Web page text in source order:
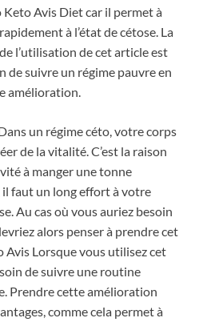
Avis Diet car il permet à
à l’état de cétose. La
l’utilisation de cet article est
de suivre un régime pauvre en
amélioration.
un régime céto, votre corps
de la vitalité. C’est la raison
à manger une tonne
il faut un long effort à votre
Au cas où vous auriez besoin
alors penser à prendre cet
Lorsque vous utilisez cet
de suivre une routine
Prendre cette amélioration
comme cela permet à